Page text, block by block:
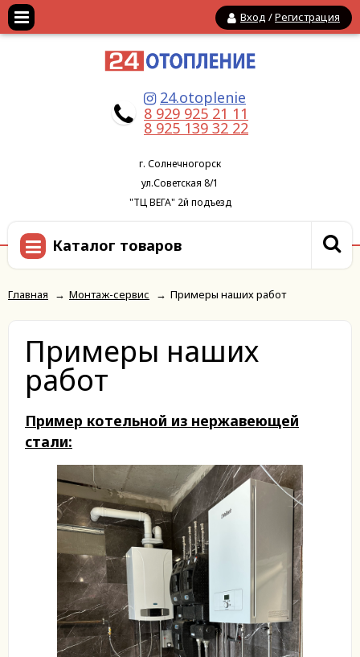
Вход /Регистрация
24.otoplenie
8 929 925 21 11
8 925 139 32 22
г. Солнечногорск
ул.Советская 8/1
"ТЦ ВЕГА" 2й подъезд
Каталог товаров
Главная → Монтаж-сервис → Примеры наших работ
Примеры наших
работ
Пример котельной из нержавеющей
стали: